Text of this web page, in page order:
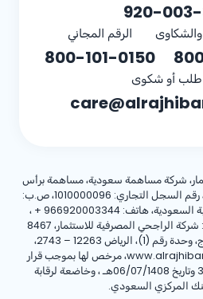
920-
والشكاوى الرقم المجاني
800-101-0150
طلب أو شكوى
شركة مساهمة سعودية، مساهمة برأس
، رقم السجل التجاري: 1010000096، ص.ب:
+ 966920003344 ،
8001244455 العنوان الوطني: شركة الراجحي المصرفية للاستثمار، 8467
طريق الملك فهد – حي المروج، وحدة رقم (1)، الرياض 12263 – 2743،
الموقع الإلكتروني: www.alrajhibank.com.sa، مرخص لها بموجب قرار
معالي وزير المالية رقم 3/1698 وتاريخ 06/07/1408هـ ، وخاضعة لرقابة
المركزي السعودي.